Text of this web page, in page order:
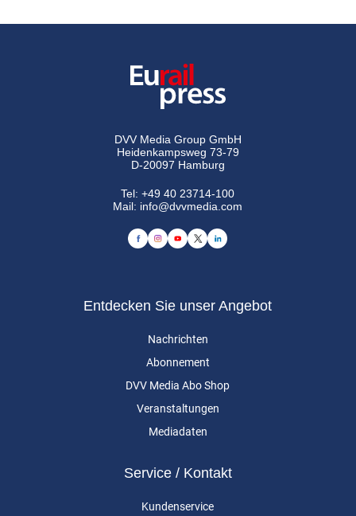
DVV Media Group GmbH
Heidenkampsweg 73-79
D-20097 Hamburg
Tel:+49 40 23714-100
Mail: info@dvvmedia.com
Entdecken Sie unser Angebot
Nachrichten
Abonnement
DVV Media Abo Shop
Veranstaltungen
Mediadaten
Service / Kontakt
Kundenservice